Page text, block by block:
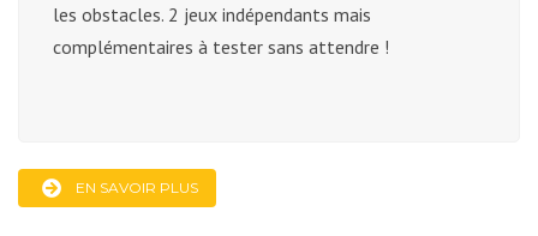
les obstacles. 2 jeux indépendants mais
complémentaires à tester sans attendre !
EN SAVOIR PLUS